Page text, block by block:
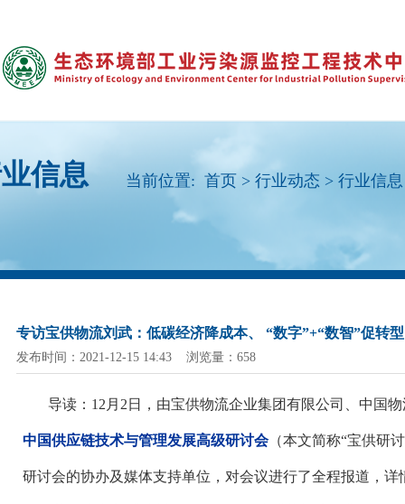
信息 当前位置: 首页 > 行业动态 > 行业信息
专访宝供物流刘武：低碳经济降成本、 “数字”+“数智”促转型
发布时间：2021-12-15 14:43 浏览量：658
导读： 12 月 2 日，由宝供物流企业集团有限公司、中国
中国供应链技术与管理发展高级研讨会（本文简称“宝供研
研讨会的协办及媒体支持单位，对会议进行了全程报道，